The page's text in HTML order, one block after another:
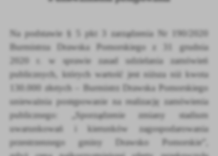
Firmy te działają w charakterze pośredników prezentujących nasze
Na podstawie § 5 pkt 3 zarządzenia Nr 190/2020
Burmistrza Drawska Pomorskiego z 31 grudnia
2020 r. w sprawie zasad udzielania zamówień
publicznych, których wartość jest niższa niż kwota
130.000 złotych – Burmistrz Drawska Pomorskiego
unieważnia postępowanie na realizację zamówienia
publicznego: „Sporządzenie zmiany stadium
uwarunkowań i kierunków zagospodarowania
przestrzennego gminy Drawsko Pomorskie”,